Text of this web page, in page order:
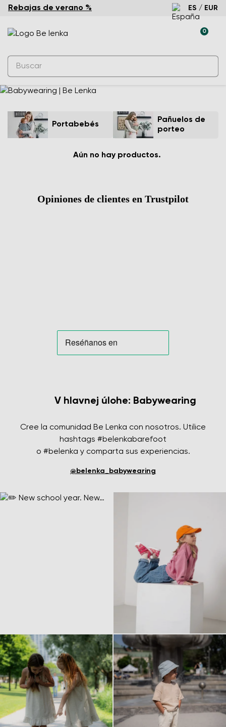
Rebajas de verano % ES / EUR
0
Portabebés
Pañuelos de
porteo
Aún no hay productos.
Opiniones de clientes en Trustpilot
V hlavnej úlohe: Babywearing
Cree la comunidad Be Lenka con nosotros. Utilice
hashtags #belenkabarefoot
o #belenka y comparta sus experiencias.
@belenka_babywearing